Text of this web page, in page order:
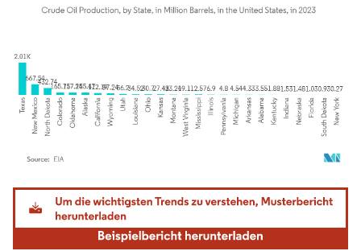
Bild © Mordor Intelligence. Wiederverwendung erfordert Namensnennung gemäß